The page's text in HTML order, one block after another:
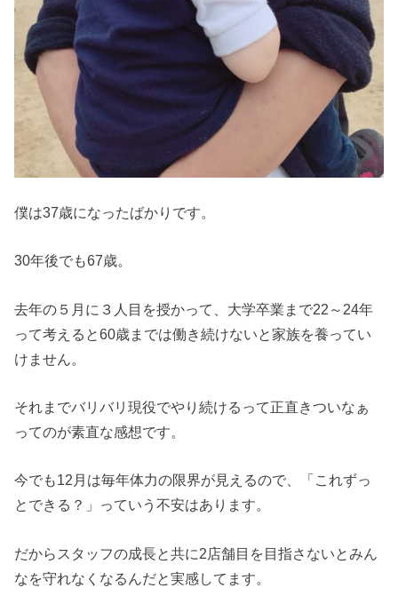
僕は37歳になったばかりです。
30年後でも67歳。
去年の５月に３人目を授かって、大学卒業まで22～24年
って考えると60歳までは働き続けないと家族を養ってい
けません。
それまでバリバリ現役でやり続けるって正直きついなぁ
ってのが素直な感想です。
今でも12月は毎年体力の限界が見えるので、「これずっ
とできる？」っていう不安はあります。
だからスタッフの成長と共に2店舗目を目指さないとみん
なを守れなくなるんだと実感してます。